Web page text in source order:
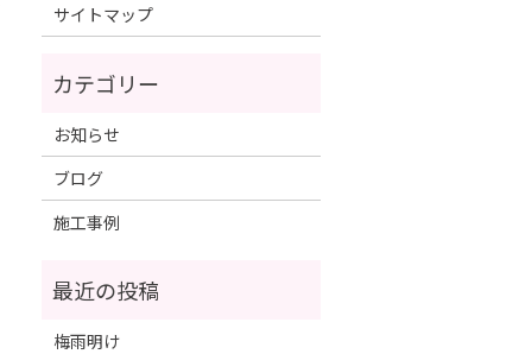
サイトマップ
お知らせ
ブログ
施工事例
梅雨明け